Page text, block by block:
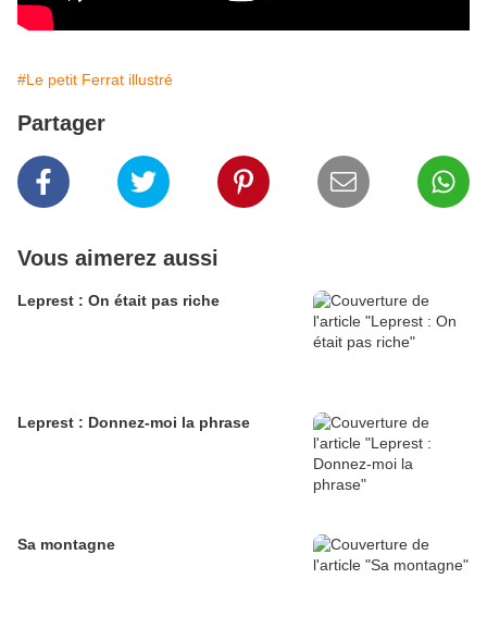
#Le petit Ferrat illustré
Partager
Vous aimerez aussi
Leprest : On était pas riche
Leprest : Donnez-moi la phrase
Sa montagne